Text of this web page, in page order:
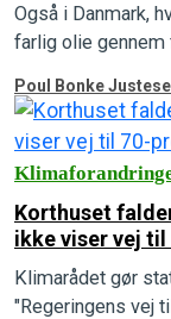
Også i Danmark,
farlig olie gennem
Poul Bonke
Korthuset
ikke viser vej
Klimarådet gør
"Regeringens vej